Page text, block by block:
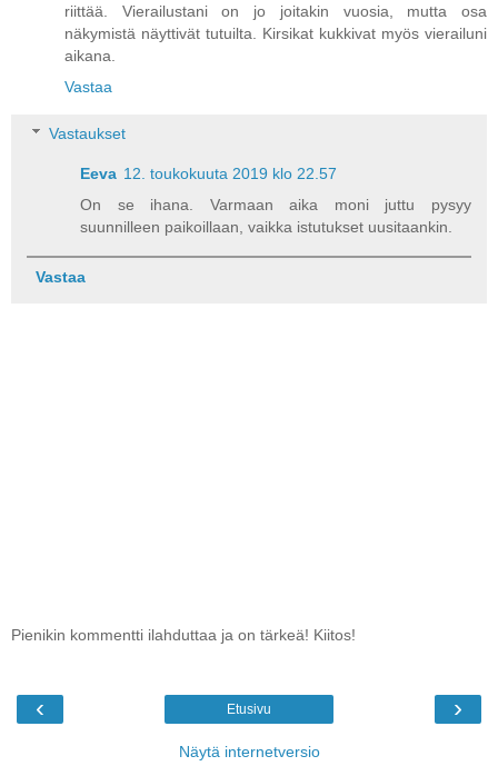
riittää. Vierailustani on jo joitakin vuosia, mutta osa
näkymistä näyttivät tutuilta. Kirsikat kukkivat myös vierailuni
aikana.
Vastaa
Vastaukset
Eeva 12. toukokuuta 2019 klo 22.57
On se ihana. Varmaan aika moni juttu pysyy
suunnilleen paikoillaan, vaikka istutukset uusitaankin.
Vastaa
Pienikin kommentti ilahduttaa ja on tärkeä! Kiitos!
‹ ›
Etusivu
Näytä internetversio